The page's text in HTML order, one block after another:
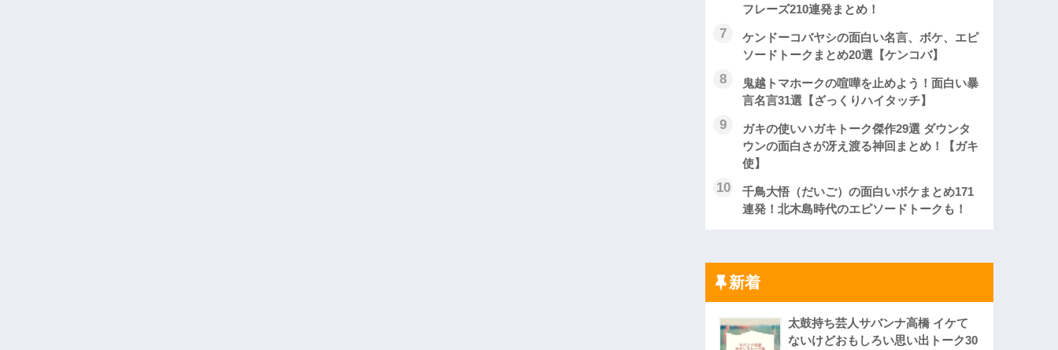
フレーズ210連発まとめ！
ケンドーコバヤシの面白い名言、ボケ、エピ
ソードトークまとめ20選【ケンコバ】
鬼越トマホークの喧嘩を止めよう！面白い暴
言名言31選【ざっくりハイタッチ】
ガキの使いハガキトーク傑作29選 ダウンタ
ウンの面白さが冴え渡る神回まとめ！【ガキ
使】
千鳥大悟（だいご）の面白いボケまとめ171
連発！北木島時代のエピソードトークも！
新着
太鼓持ち芸人サバンナ高橋 イケて
ないけどおもしろい思い出トーク30